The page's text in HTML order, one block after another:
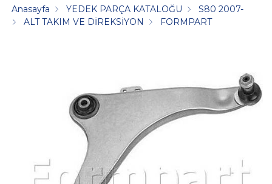
Anasayfa YEDEK PARÇA KATALOĞU
S80 2007-
ALT TAKIM VE DİREKSİYON
FORMPART